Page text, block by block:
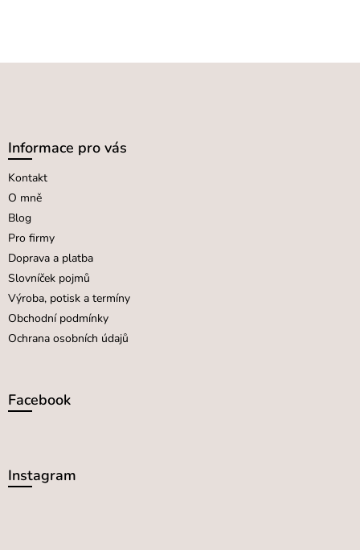
Informace pro vás
Kontakt
O mně
Blog
Pro firmy
Doprava a platba
Slovníček pojmů
Výroba, potisk a termíny
Obchodní podmínky
Ochrana osobních údajů
Facebook
Instagram